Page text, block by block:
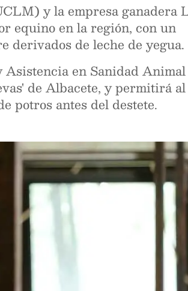
y la empresa ganadera
equino en la región, con un
derivados de leche de yegua.
en Sanidad Animal
de Albacete, y permitirá al
potros antes del destete.